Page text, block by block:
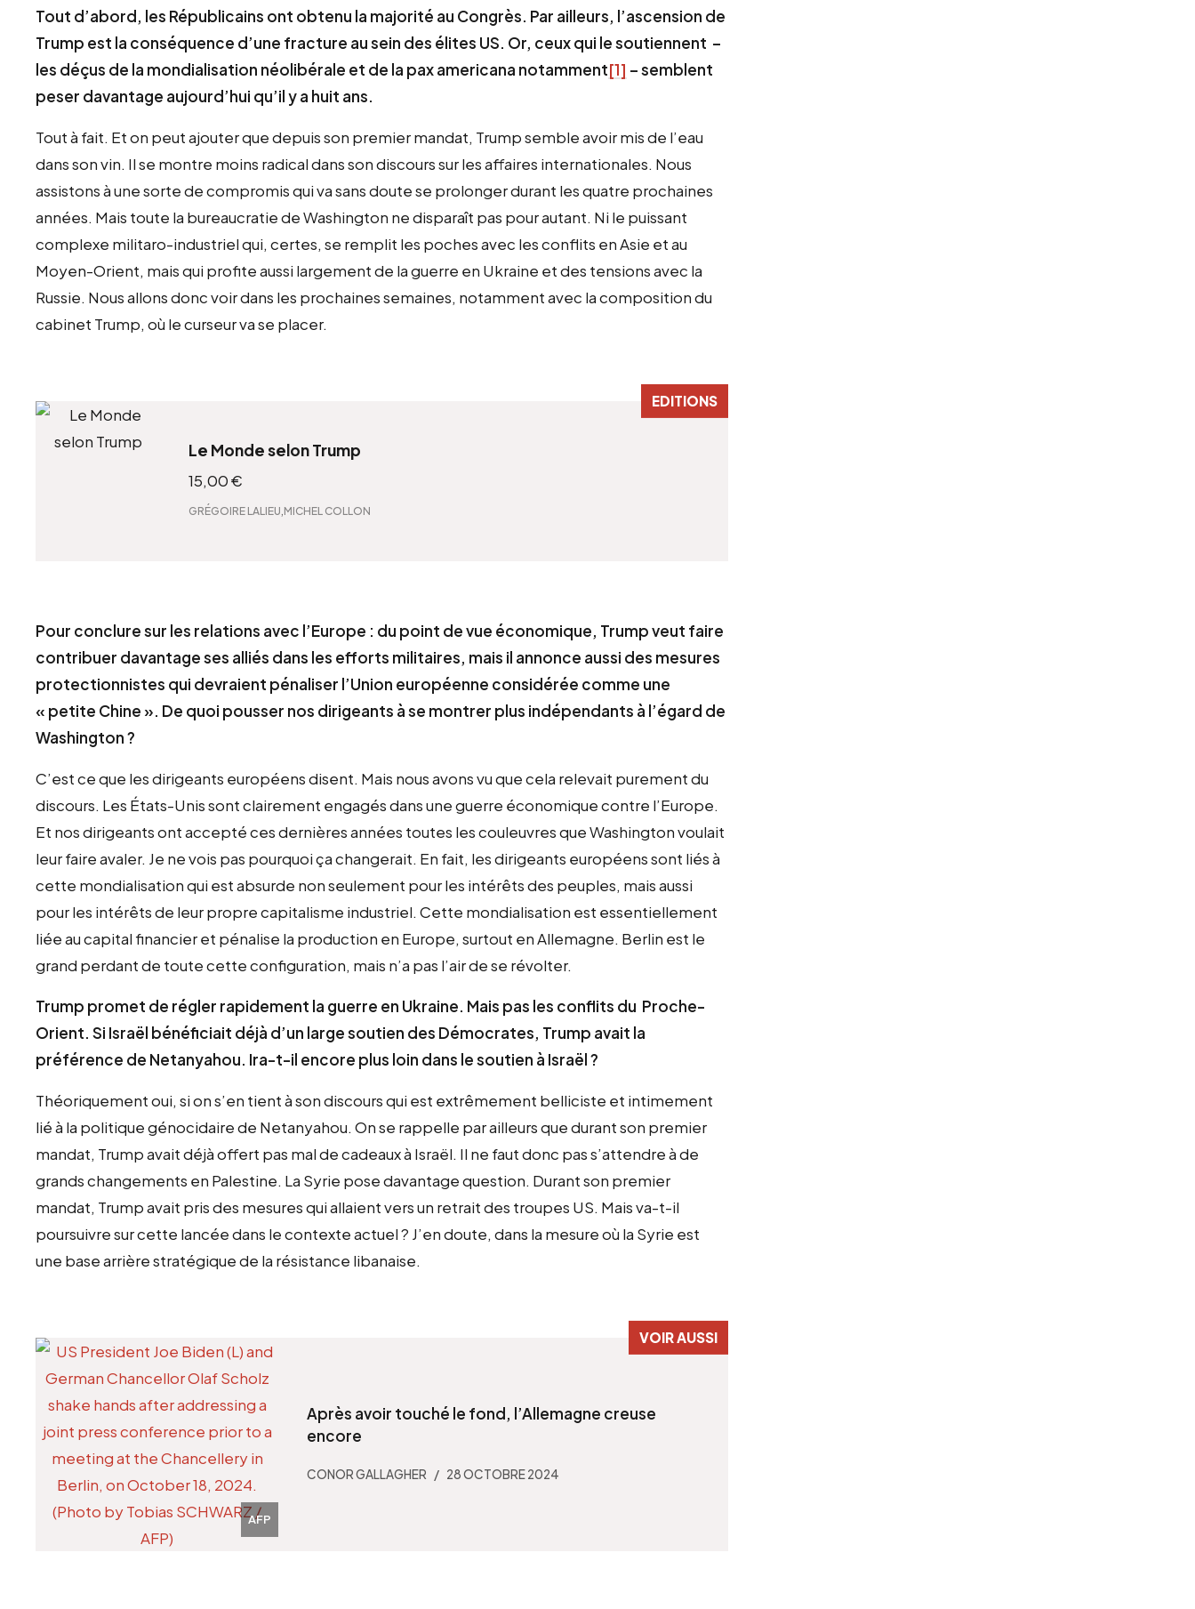
Tout d’abord, les Républicains ont obtenu la majorité au Congrès. Par ailleurs, l’ascension de
Trump est la conséquence d’une fracture au sein des élites US. Or, ceux qui le soutiennent –
les déçus de la mondialisation néolibérale et de la pax americana notamment[1] – semblent
peser davantage aujourd’hui qu’il y a huit ans.
Tout à fait. Et on peut ajouter que depuis son premier mandat, Trump semble avoir mis de l’eau
dans son vin. Il se montre moins radical dans son discours sur les affaires internationales. Nous
assistons à une sorte de compromis qui va sans doute se prolonger durant les quatre prochaines
années. Mais toute la bureaucratie de Washington ne disparaît pas pour autant. Ni le puissant
complexe militaro-industriel qui, certes, se remplit les poches avec les conflits en Asie et au
Moyen-Orient, mais qui profite aussi largement de la guerre en Ukraine et des tensions avec la
Russie. Nous allons donc voir dans les prochaines semaines, notamment avec la composition du
cabinet Trump, où le curseur va se placer.
Le Monde selon Trump
15,00€
GRÉGOIRE LALIEU MICHEL COLLON
Pour conclure sur les relations avec l’Europe : du point de vue économique, Trump veut faire
contribuer davantage ses alliés dans les efforts militaires, mais il annonce aussi des mesures
protectionnistes qui devraient pénaliser l’Union européenne considérée comme une
« petite Chine ». De quoi pousser nos dirigeants à se montrer plus indépendants à l’égard de
Washington ?
C’est ce que les dirigeants européens disent. Mais nous avons vu que cela relevait purement du
discours. Les États-Unis sont clairement engagés dans une guerre économique contre l’Europe.
Et nos dirigeants ont accepté ces dernières années toutes les couleuvres que Washington voulait
leur faire avaler. Je ne vois pas pourquoi ça changerait. En fait, les dirigeants européens sont liés à
cette mondialisation qui est absurde non seulement pour les intérêts des peuples, mais aussi
pour les intérêts de leur propre capitalisme industriel. Cette mondialisation est essentiellement
liée au capital financier et pénalise la production en Europe, surtout en Allemagne. Berlin est le
grand perdant de toute cette configuration, mais n’a pas l’air de se révolter.
Trump promet de régler rapidement la guerre en Ukraine. Mais pas les conflits du Proche-
Orient. Si Israël bénéficiait déjà d’un large soutien des Démocrates, Trump avait la
préférence de Netanyahou. Ira-t-il encore plus loin dans le soutien à Israël ?
Théoriquement oui, si on s’en tient à son discours qui est extrêmement belliciste et intimement
lié à la politique génocidaire de Netanyahou. On se rappelle par ailleurs que durant son premier
mandat, Trump avait déjà offert pas mal de cadeaux à Israël. Il ne faut donc pas s’attendre à de
grands changements en Palestine. La Syrie pose davantage question. Durant son premier
mandat, Trump avait pris des mesures qui allaient vers un retrait des troupes US. Mais va-t-il
poursuivre sur cette lancée dans le contexte actuel ? J’en doute, dans la mesure où la Syrie est
une base arrière stratégique de la résistance libanaise.
AFP
Après avoir touché le fond, l’Allemagne creuse
encore
CONOR GALLAGHER 28 OCTOBRE 2024